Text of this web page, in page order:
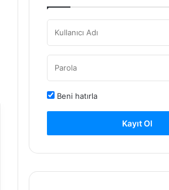
Beni hatırla
Kayıt Ol